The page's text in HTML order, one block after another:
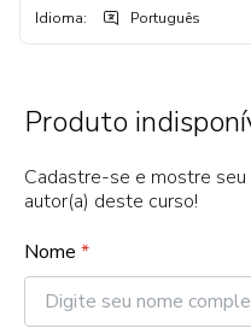
Idioma: Português
Produto
Cadastre-se e mostre
autor(a) deste curso!
Nome *